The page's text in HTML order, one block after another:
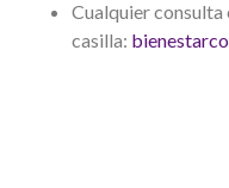
Cualquier consulta
casilla: